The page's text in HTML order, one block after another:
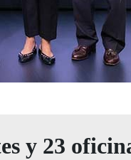
y 23